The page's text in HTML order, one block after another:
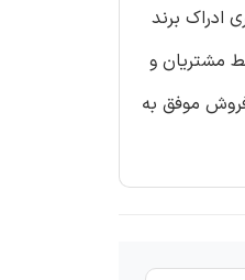
ادراک برند
مشتریان و
موفق به